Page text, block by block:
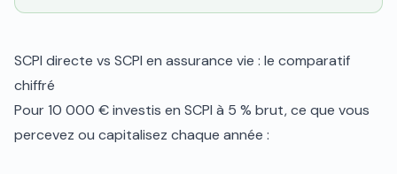
SCPI directe vs SCPI en assurance vie : le comparatif
chiffré
Pour 10 000 € investis en SCPI à 5 % brut, ce que vous
percevez ou capitalisez chaque année :